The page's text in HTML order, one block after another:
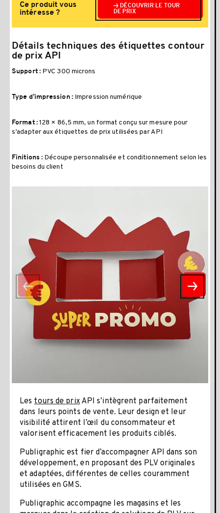
Ce produit vous
intéresse ?
DÉCOUVRIR LE TOUR
DE PRIX
Détails techniques des étiquettes contour
de prix API
Support :PVC 300 microns
Type d’impression :Impression numérique
Format :128 × 86,5 mm, un format conçu sur mesure pour
s’adapter aux étiquettes de prix utilisées par API
Finitions : Découpe personnalisée et conditionnement selon les
besoins du client
Lestours de prixAPI s’intègrent parfaitement
dans leurs points de vente. Leur design et leur
visibilité attirent l’œil du consommateur et
valorisent efficacement les produits ciblés.
Publigraphic est fier d’accompagner API dans son
développement, en proposant des PLV originales
et adaptées, différentes de celles couramment
utilisées en GMS.
Publigraphic accompagne les magasins et les